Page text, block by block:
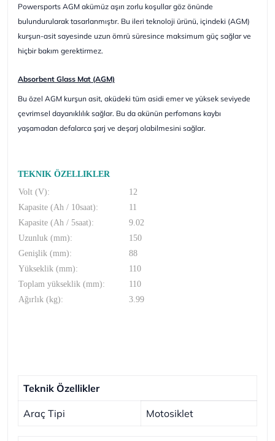
Powersports AGM akümüz aşırı zorlu koşullar göz önünde
bulundurularak tasarlanmıştır. Bu ileri teknoloji ürünü, içindeki (AGM)
kurşun-asit sayesinde uzun ömrü süresince maksimum güç sağlar ve
hiçbir bakım gerektirmez.
Absorbent Glass Mat (AGM)
Bu özel AGM kurşun asit, aküdeki tüm asidi emer ve yüksek seviyede
çevrimsel dayanıklılık sağlar. Bu da akünün perfomans kaybı
yaşamadan defalarca şarj ve deşarj olabilmesini sağlar.
TEKNIK ÖZELLIKLER
Volt (V):
12
Kapasite (Ah / 10saat):
11
Kapasite (Ah / 5saat):
9.02
Uzunluk (mm):
150
Genişlik (mm):
88
Yükseklik (mm):
110
Toplam yükseklik (mm):
110
Ağırlık (kg):
3.99
Teknik Özellikler
Araç Tipi Motosiklet